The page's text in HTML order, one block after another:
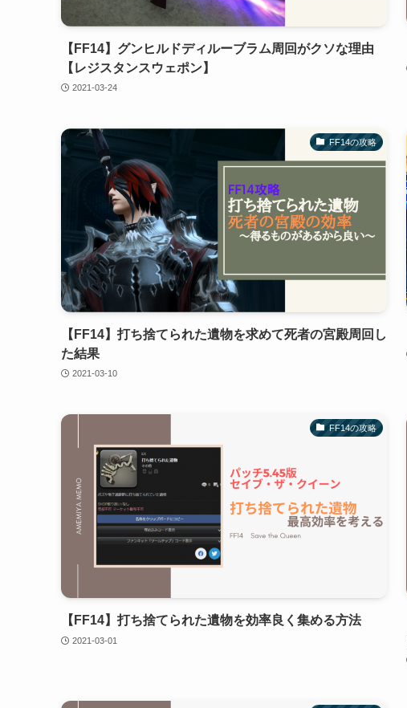
【FF14】グンヒルドディルーブラム周回がクソな理由
【レジスタンスウェポン】
2021-03-24
FF14の攻略
【FF14】打ち捨てられた遺物を求めて死者の宮殿周回し
た結果
2021-03-10
FF14の攻略
【FF14】打ち捨てられた遺物を効率良く集める方法
2021-03-01